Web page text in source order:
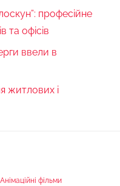
професійне
та офісів
ввели в
житлових і
Анімаційні фільми